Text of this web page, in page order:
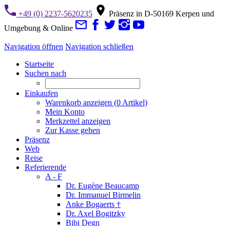
+49 (0) 2237-5620235
Präsenz in D-50169 Kerpen und
Umgebung & Online
Navigation öffnen Navigation schließen
Startseite
Suchen nach
Einkaufen
Warenkorb anzeigen (0 Artikel)
Mein Konto
Merkzettel anzeigen
Zur Kasse gehen
Präsenz
Web
Reise
Referierende
A - F
Dr. Eugène Beaucamp
Dr. Immanuel Birmelin
Anke Bogaerts †
Dr. Axel Bogitzky
Bibi Degn